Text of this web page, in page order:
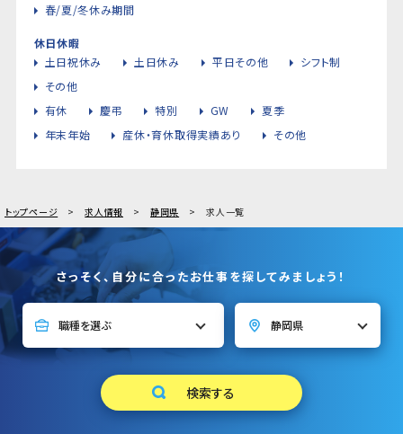
春/夏/冬休み期間
休日休暇
土日祝休み
土日休み 平日その他
シフト制
その他
有休
慶弔 特別 GW
夏季
年末年始
産休・育休取得実績あり その他
トップページ 求人情報 静岡県 求人一覧
さっそく、自分に合ったお仕事を探してみましょう！